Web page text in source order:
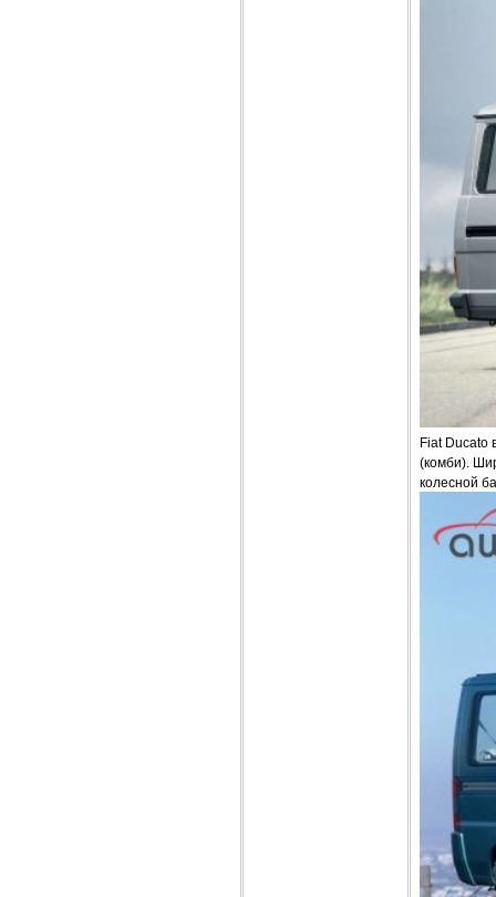
Fiat Ducato
(комби).
колесной